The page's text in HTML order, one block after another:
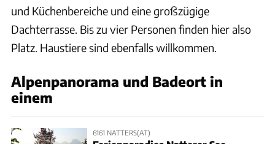
und Küchenbereiche und eine großzügige
Dachterrasse. Bis zu vier Personen finden hier also
Platz. Haustiere sind ebenfalls willkommen.
Alpenpanorama und Badeort in
einem
6161 NATTERS(AT)